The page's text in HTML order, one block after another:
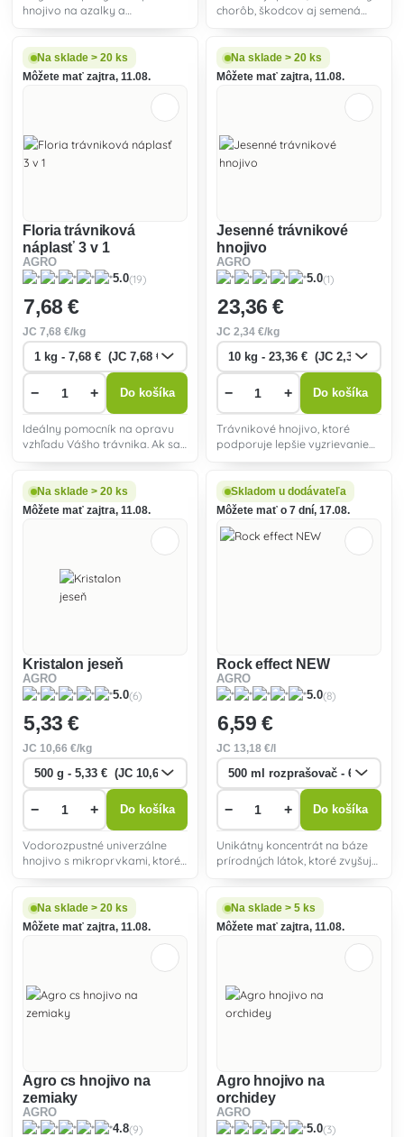
hnojivo na azalky a
chorôb, škodcov aj semená
dní pred výsadbou.
Na sklade > 20 ks
Môžete mať zajtra, 11.08.
Floria trávniková
náplasť 3 v 1
AGRO
5.0(19)
7,68 €
JC7,68 €/kg
− + Do košíka
Ideálny pomocník na opravu
vzhľadu Vášho trávnika. Ak sa
nejakým spôsobom
poškodený, je použitie tohto
lieku najjednoduchším a najrý
Na sklade > 20 ks
Môžete mať zajtra, 11.08.
Jesenné trávnikové
hnojivo
AGRO
5.0(1)
23,36 €
JC 2,34 €/kg
− + Do košíka
Trávnikové hnojivo, ktoré
podporuje lepšie vyzrievanie
vymŕzaniu.
Na sklade > 20 ks
Môžete mať zajtra, 11.08.
Kristalon jeseň
AGRO
5.0(6)
5,33 €
JC10,66 €/kg
− + Do košíka
Vodorozpustné univerzálne
hnojivo s mikroprvkami, ktoré
Skladom u dodávateľa
Môžete mať o 7 dní, 17.08.
Rock effect NEW
AGRO
5.0(8)
6,59 €
JC 13,18 €/l
− + Do košíka
Unikátny koncentrát na báze
prírodných látok, ktoré zvyšujú
Na sklade > 20 ks
Môžete mať zajtra, 11.08.
Agro cs hnojivo na
zemiaky
AGRO
4.8(9)
Na sklade > 5 ks
Môžete mať zajtra, 11.08.
Agro hnojivo na
orchidey
AGRO
5.0(3)